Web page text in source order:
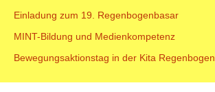
Einladung zum 19. Regenbogenbasar
MINT-Bildung und Medienkompetenz
Bewegungsaktionstag in der Kita Regenbogen